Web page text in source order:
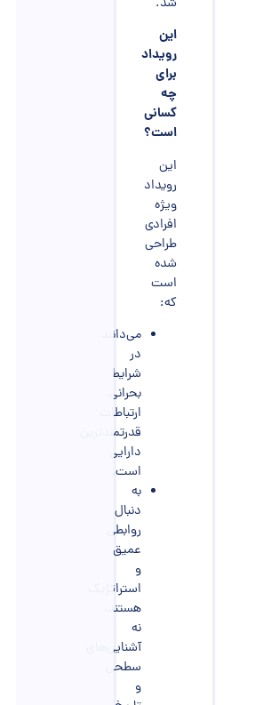
این
رویداد
برای
چه
کسانی
است؟
این
رویداد
ویژه
افرادی
طراحی
شده
است
که:
می‌دانند
در
شرایط
بحرانی،
ارتباطات
قدرتمندترین
دارایی
است.
به
دنبال
روابطی
عمیق
و
استراتژیک
هستند،
نه
آشنایی‌های
سطحی
و